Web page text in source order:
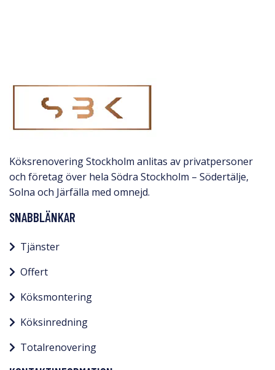
Köksrenovering Stockholm anlitas av privatpersoner
och företag över hela Södra Stockholm – Södertälje,
Solna och Järfälla med omnejd.​
SNABBLÄNKAR
Tjänster
Offert
Köksmontering
Köksinredning
Totalrenovering